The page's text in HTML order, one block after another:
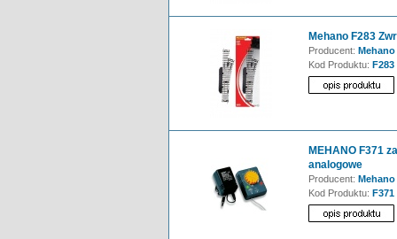
Mehano F283
Producent: Mehano
Kod Produktu: F283
MEHANO F371
analogowe
Producent: Mehano
Kod Produktu: F371